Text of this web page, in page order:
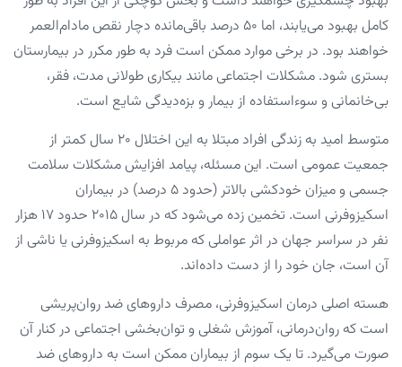
کامل بهبود می‌یابند، اما ۵۰ درصد باقی‌مانده دچار نقص مادام‌العمر
خواهند بود. در برخی موارد ممکن است فرد به ‌طور مکرر در بیمارستان
بستری شود. مشکلات اجتماعی مانند بیکاری طولانی مدت، فقر،
بی‌خانمانی و سوءاستفاده از بیمار و بزه‌دیدگی شایع است.
متوسط امید به زندگی افراد مبتلا به این اختلال ۲۰ سال کمتر از
جمعیت عمومی است. این مسئله، پیامد افزایش مشکلات سلامت
جسمی و میزان خودکشی بالاتر (حدود ۵ درصد) در بیماران
اسکیزوفرنی است. تخمین زده می‌شود که در سال ۲۰۱۵ حدود ۱۷ هزار
نفر در سراسر جهان در اثر عواملی که مربوط به اسکیزوفرنی یا ناشی از
آن است، جان خود را از دست داده‌اند.
هسته اصلی درمان اسکیزوفرنی، مصرف داروهای ضد روان‌پریشی
است که روان‌درمانی، آموزش شغلی و توان‌بخشی اجتماعی در کنار آن
صورت می‌گیرد. تا یک سوم از بیماران ممکن است به داروهای ضد